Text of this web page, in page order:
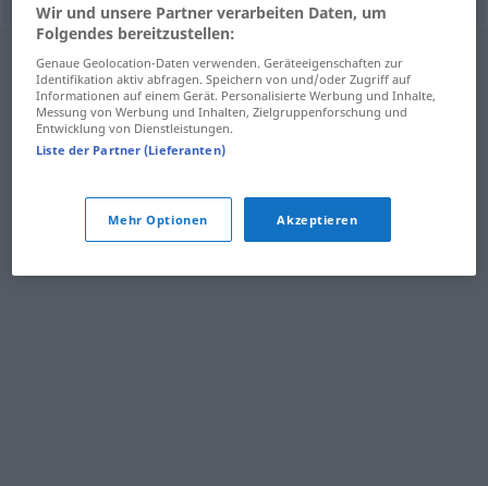
Wir und unsere Partner verarbeiten Daten, um
Folgendes bereitzustellen:
Genaue Geolocation-Daten verwenden. Geräteeigenschaften zur
Identifikation aktiv abfragen. Speichern von und/oder Zugriff auf
Informationen auf einem Gerät. Personalisierte Werbung und Inhalte,
Messung von Werbung und Inhalten, Zielgruppenforschung und
Entwicklung von Dienstleistungen.
Liste der Partner (Lieferanten)
Mehr Optionen Akzeptieren